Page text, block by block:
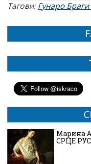
Тагови:Гунаро Браги
Марина
СРЦЕ